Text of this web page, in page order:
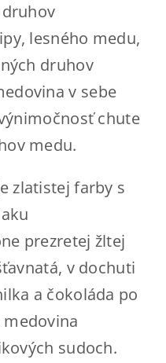
lesného medu,
druhov
v sebe
chute
medu.
zlatistej farby s
prezretej žltej
v dochuti
a čokoláda po
sudoch.